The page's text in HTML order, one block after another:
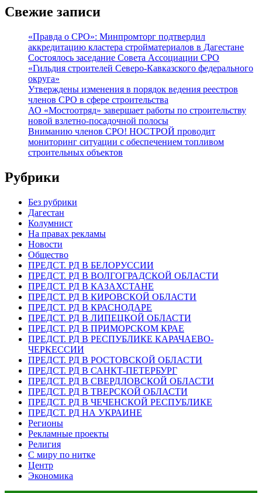
Свежие записи
«Правда о СРО»: Минпромторг подтвердил
аккредитацию кластера стройматериалов в Дагестане
Состоялось заседание Совета Ассоциации СРО
«Гильдия строителей Северо-Кавказского федерального
округа»
Утверждены изменения в порядок ведения реестров
членов СРО в сфере строительства
АО «Мостоотряд» завершает работы по строительству
новой взлетно-посадочной полосы
Вниманию членов СРО! НОСТРОЙ проводит
мониторинг ситуации с обеспечением топливом
строительных объектов
Рубрики
Без рубрики
Дагестан
Колумнист
На правах рекламы
Новости
Общество
ПРЕДСТ. РД В БЕЛОРУССИИ
ПРЕДСТ. РД В ВОЛГОГРАДСКОЙ ОБЛАСТИ
ПРЕДСТ. РД В КАЗАХСТАНЕ
ПРЕДСТ. РД В КИРОВСКОЙ ОБЛАСТИ
ПРЕДСТ. РД В КРАСНОДАРЕ
ПРЕДСТ. РД В ЛИПЕЦКОЙ ОБЛАСТИ
ПРЕДСТ. РД В ПРИМОРСКОМ КРАЕ
ПРЕДСТ. РД В РЕСПУБЛИКЕ КАРАЧАЕВО-
ЧЕРКЕССИИ
ПРЕДСТ. РД В РОСТОВСКОЙ ОБЛАСТИ
ПРЕДСТ. РД В САНКТ-ПЕТЕРБУРГ
ПРЕДСТ. РД В СВЕРДЛОВСКОЙ ОБЛАСТИ
ПРЕДСТ. РД В ТВЕРСКОЙ ОБЛАСТИ
ПРЕДСТ. РД В ЧЕЧЕНСКОЙ РЕСПУБЛИКЕ
ПРЕДСТ. РД НА УКРАИНЕ
Регионы
Рекламные проекты
Религия
С миру по нитке
Центр
Экономика